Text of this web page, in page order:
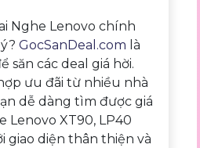
Nghe Lenovo chính
GocSanDeal.com là
săn các deal giá hời.
ưu đãi từ nhiều nhà
dễ dàng tìm được giá
Lenovo XT90, LP40
giao diện thân thiện và